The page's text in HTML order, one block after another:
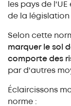
les pays de
de la législation
Selon cette
marquer le sol
comporte des
par d'autres
Éclaircissons
norme :